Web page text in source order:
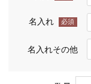
須)
名入れ
須)
名入れその他